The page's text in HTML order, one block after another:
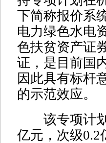
下简称报价系
电力绿色水电
色扶贫资产证
证，是目前国
因此具有标杆
的示范效应。
该专项计划
亿元，次级0.2